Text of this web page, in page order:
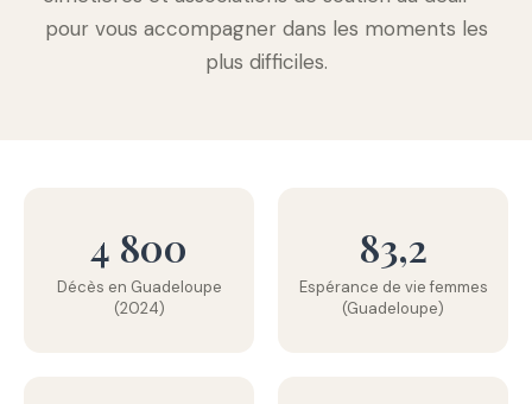
pour vous accompagner dans les moments les
plus difficiles.
4 800
Décès en Guadeloupe
(2024)
83,2
Espérance de vie femmes
(Guadeloupe)